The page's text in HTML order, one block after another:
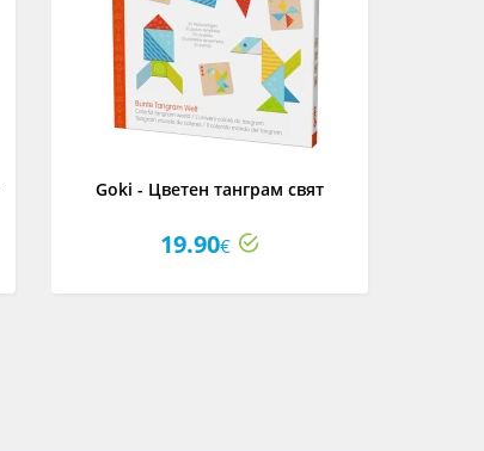
Goki - Цветен танграм свят
19.90€